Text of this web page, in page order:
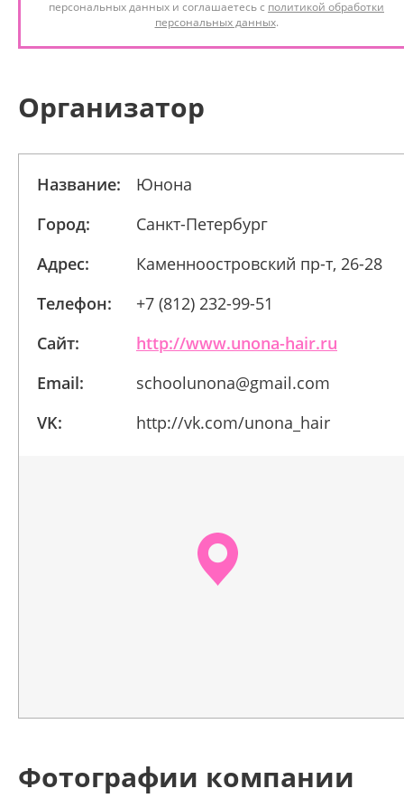
персональных данных и соглашаетесь с политикой обработки
персональных данных.
Организатор
Название:
Юнона
Город:
Санкт-Петербург
Адрес:
Каменноостровский пр-т, 26-28
Телефон:
+7 (812) 232-99-51
Сайт:
http://www.unona-hair.ru
Email:
schoolunona@gmail.com
VK:
http://vk.com/unona_hair
Фотографии компании